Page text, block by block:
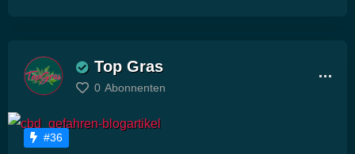
Top Gras
0 Abonnenten
#36